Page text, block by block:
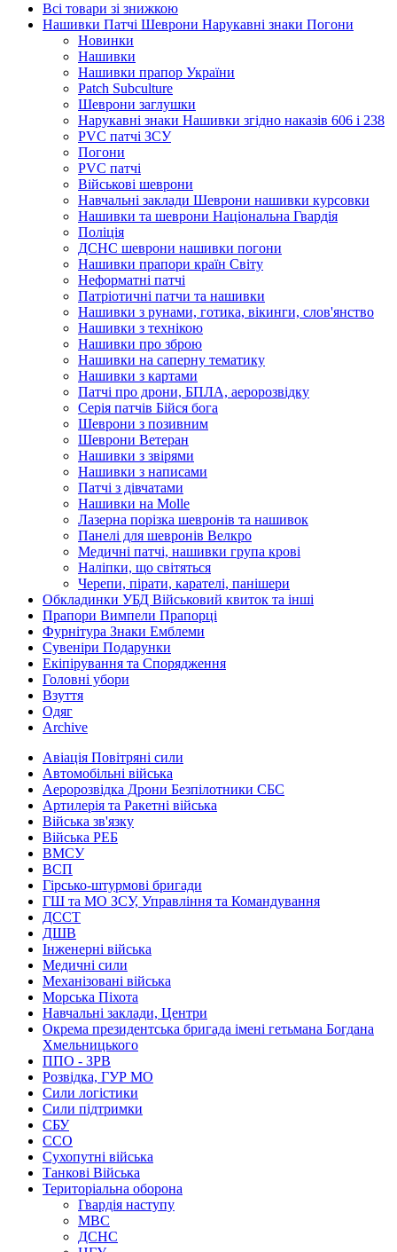
Всі товари зі знижкою
Нашивки Патчі Шеврони Нарукавні знаки Погони
Новинки
Нашивки
Нашивки прапор України
Рatch Subculture
Шеврони заглушки
Нарукавні знаки Нашивки згідно наказів 606 і 238
PVC патчі ЗСУ
Погони
PVC патчі
Військові шеврони
Навчальні заклади Шеврони нашивки курсовки
Нашивки та шеврони Національна Гвардія
Поліція
ДСНС шеврони нашивки погони
Нашивки прапори країн Світу
Неформатні патчі
Патріотичні патчи та нашивки
Нашивки з рунами, готика, вікинги, слов'янство
Нашивки з технікою
Нашивки про зброю
Нашивки на саперну тематику
Нашивки з картами
Патчі про дрони, БПЛА, аеророзвідку
Серія патчів Бійся бога
Шеврони з позивним
Шеврони Ветеран
Нашивки з звірями
Нашивки з написами
Патчі з дівчатами
Нашивки на Molle
Лазерна порізка шевронів та нашивок
Панелі для шевронів Велкро
Медичні патчі, нашивки група крові
Наліпки, що світяться
Черепи, пірати, карателі, панішери
Обкладинки УБД Військовий квиток та інші
Прапори Вимпели Прапорці
Фурнітура Знаки Емблеми
Сувеніри Подарунки
Екіпірування та Спорядження
Головні убори
Взуття
Одяг
Archive
Авіація Повітряні сили
Автомобільні війська
Аеророзвідка Дрони Безпілотники СБС
Артилерія та Ракетні війська
Війська зв'язку
Війська РЕБ
ВМСУ
ВСП
Гірсько-штурмові бригади
ГШ та МО ЗСУ, Управління та Командування
ДССТ
ДШВ
Інженерні війська
Медичні сили
Механізовані війська
Морська Піхота
Навчальні заклади, Центри
Окрема президентська бригада імені гетьмана Богдана
Хмельницького
ППО - ЗРВ
Розвідка, ГУР МО
Сили логістики
Сили підтримки
СБУ
ССО
Сухопутні війська
Танкові Війська
Територіальна оборона
Гвардія наступу
МВС
ДСНС